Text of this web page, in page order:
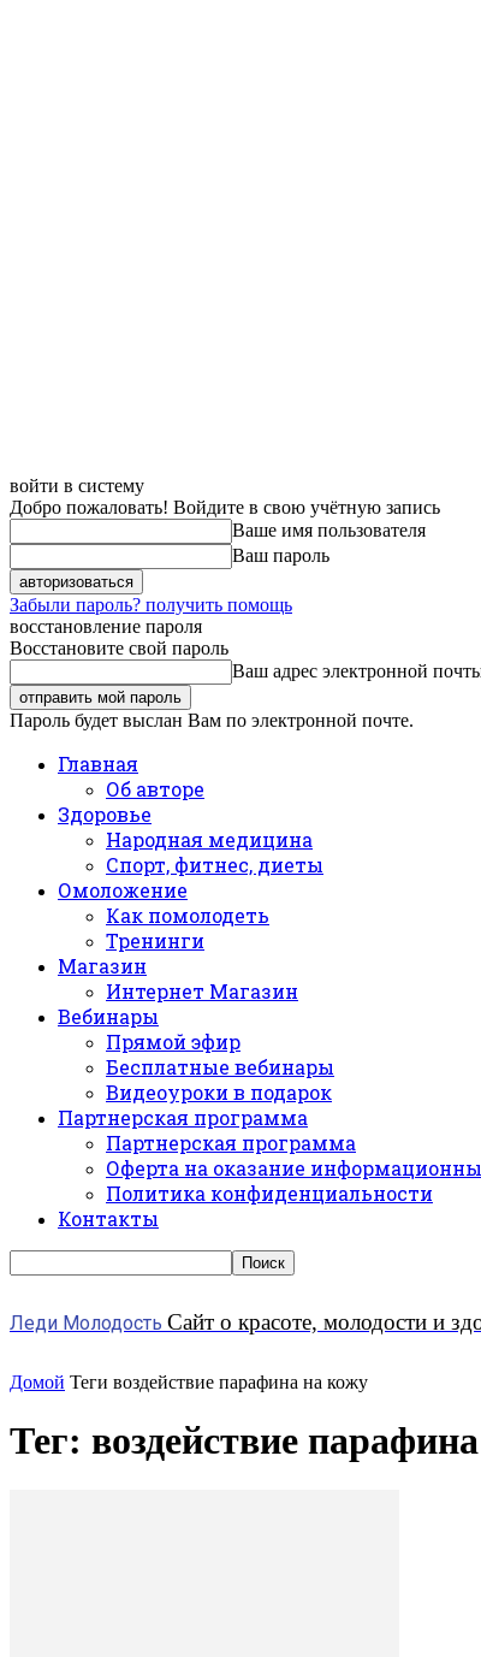
войти в систему
Добро пожаловать! Войдите в свою учётную запись
Ваше имя пользователя
Ваш пароль
Забыли пароль? получить помощь
восстановление пароля
Восстановите свой пароль
Ваш адрес электронной
Пароль будет выслан Вам по электронной почте.
Главная
Об авторе
Здоровье
Народная медицина
Спорт, фитнес, диеты
Омоложение
Как помолодеть
Тренинги
Магазин
Интернет Магазин
Вебинары
Прямой эфир
Бесплатные вебинары
Видеоуроки в подарок
Партнерская программа
Партнерская программа
Оферта на оказание
Политика конфиденциальности
Контакты
Леди Молодость Сайт о красоте, молодости и
Домой Теги воздействие парафина на кожу
Тег: воздействие